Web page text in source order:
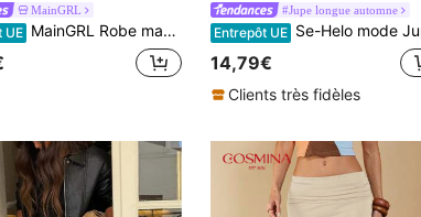
MainGRL
UE MainGRL Robe maxi élégante à ourlet de sirène à pois jaune crème satin, convient aux femmes, pour le Nouvel An, pour les fêtes
#Jupe longue automne
Entrepôt UE Se-Helo mode Jupe Maxi Élastique Finition Satinée pour Femmes - Beige Décontracté Printemps, Style
14,79€
Clients très fidèles